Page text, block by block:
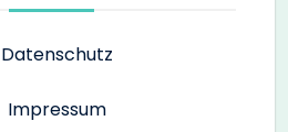
Datenschutz
Impressum